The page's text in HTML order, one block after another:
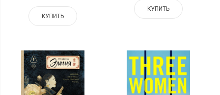
КУПИТЬ
КУПИТЬ